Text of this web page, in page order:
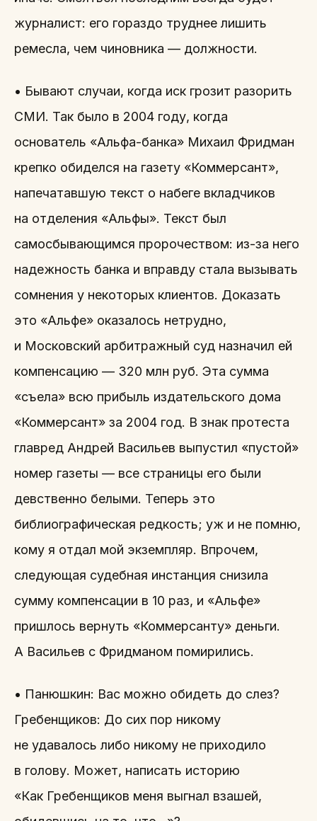
журналист: его гораздо труднее лишить
ремесла, чем чиновника — должности.
• Бывают случаи, когда иск грозит разорить
СМИ. Так было в 2004 году, когда
основатель «Альфа-банка» Михаил Фридман
крепко обиделся на газету «Коммерсант»,
напечатавшую текст о набеге вкладчиков
на отделения «Альфы». Текст был
самосбывающимся пророчеством: из-за него
надежность банка и вправду стала вызывать
сомнения у некоторых клиентов. Доказать
это «Альфе» оказалось нетрудно,
и Московский арбитражный суд назначил ей
компенсацию — 320 млн руб. Эта сумма
«съела» всю прибыль издательского дома
«Коммерсант» за 2004 год. В знак протеста
главред Андрей Васильев выпустил «пустой»
номер газеты — все страницы его были
девственно белыми. Теперь это
библиографическая редкость; уж и не помню,
кому я отдал мой экземпляр. Впрочем,
следующая судебная инстанция снизила
сумму компенсации в 10 раз, и «Альфе»
пришлось вернуть «Коммерсанту» деньги.
А Васильев с Фридманом помирились.
• Панюшкин: Вас можно обидеть до слез?
Гребенщиков: До сих пор никому
не удавалось либо никому не приходило
в голову. Может, написать историю
«Как Гребенщиков меня выгнал взашей,